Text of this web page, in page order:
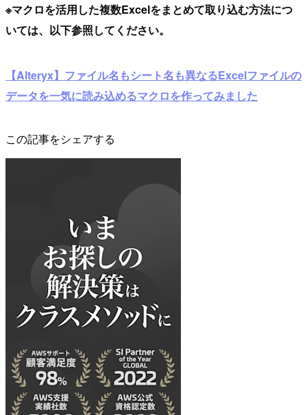
※マクロを活用した複数Excelをまとめて取り込む方法につ
いては、以下参照してください。
【Alteryx】ファイル名もシート名も異なるExcelファイルの
データを一気に読み込めるマクロを作ってみました
この記事をシェアする